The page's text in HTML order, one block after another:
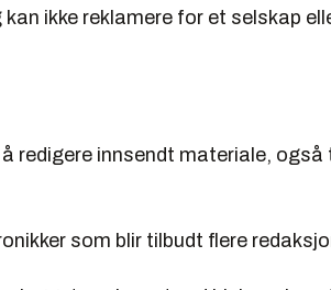
kan ikke reklamere for et selskap
redigere innsendt materiale,
som blir tilbudt flere